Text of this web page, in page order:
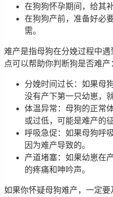
在狗狗怀孕期间，给其
在狗狗产前，准备好必
需。
难产是指母狗在分娩过程中
点可以帮助你判断狗是否难产
分娩时间过长：如果母
没有产下第一只幼崽，
体温异常：母狗的正常
或过低，可能是难产的征
呼吸急促：如果母狗呼
因为难产导致的。
产道堵塞：如果幼崽在
的疼痛和呻吟声。
如果你怀疑母狗难产，一定